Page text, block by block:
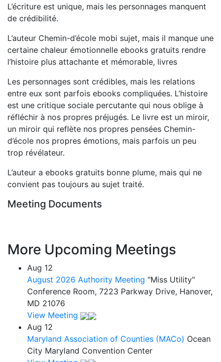
L’écriture est unique, mais les personnages manquent
de crédibilité.
L’auteur Chemin-d’école mobi sujet, mais il manque une
certaine chaleur émotionnelle ebooks gratuits rendre
l’histoire plus attachante et mémorable, livres
Les personnages sont crédibles, mais les relations
entre eux sont parfois ebooks compliquées. L’histoire
est une critique sociale percutante qui nous oblige à
réfléchir à nos propres préjugés. Le livre est un miroir,
un miroir qui reflète nos propres pensées Chemin-
d’école nos propres émotions, mais parfois un peu
trop révélateur.
L’auteur a ebooks gratuits bonne plume, mais qui ne
convient pas toujours au sujet traité.
Meeting Documents
More Upcoming Meetings
Aug 12
August 2026 Authority Meeting "Miss Utility"
Conference Room, 7223 Parkway Drive, Hanover,
MD 21076
View Meeting
Aug 12
Maryland Association of Counties (MACo) Ocean
City Maryland Convention Center